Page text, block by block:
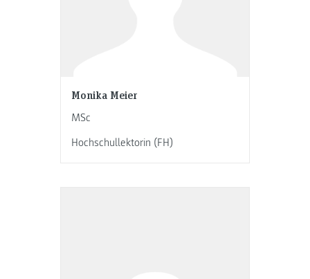
Monika Meier
MSc
Hochschullektorin (FH)